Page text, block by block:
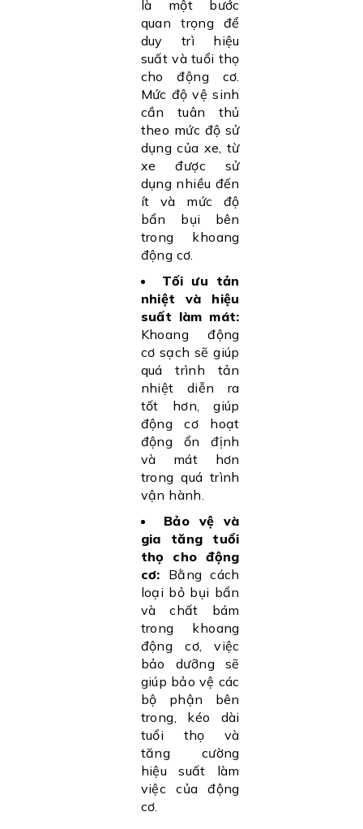
là một bước
quan trọng để
duy trì hiệu
suất và tuổi thọ
cho động cơ.
Mức độ vệ sinh
cần tuân thủ
theo mức độ sử
dụng của xe, từ
xe được sử
dụng nhiều đến
ít và mức độ
bẩn bụi bên
trong khoang
động cơ.
Tối ưu tản
nhiệt và hiệu
suất làm mát:
Khoang động
cơ sạch sẽ giúp
quá trình tản
nhiệt diễn ra
tốt hơn, giúp
động cơ hoạt
động ổn định
và mát hơn
trong quá trình
vận hành.
Bảo vệ và
gia tăng tuổi
thọ cho động
cơ: Bằng cách
loại bỏ bụi bẩn
và chất bám
trong khoang
động cơ, việc
bảo dưỡng sẽ
giúp bảo vệ các
bộ phận bên
trong, kéo dài
tuổi thọ và
tăng cường
hiệu suất làm
việc của động
cơ.